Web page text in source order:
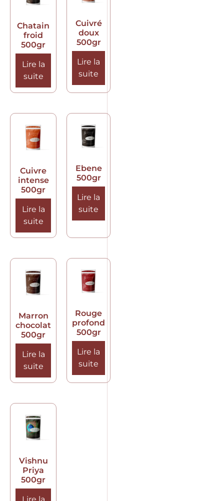
Chatain
froid
500gr
Lire la
suite
Cuivré
doux
500gr
Lire la
suite
Cuivre
intense
500gr
Lire la
suite
Ebene
500gr
Lire la
suite
Marron
chocolat
500gr
Lire la
suite
Rouge
profond
500gr
Lire la
suite
Vishnu
Priya
500gr
Lire la